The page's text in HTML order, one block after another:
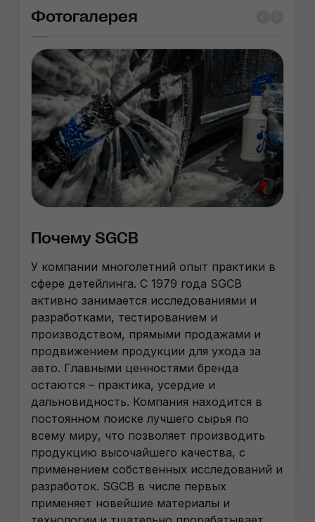
Фотогалерея
Почему SGCB
У компании многолетний опыт практики в
сфере детейлинга. С 1979 года SGCB
активно занимается исследованиями и
разработками, тестированием и
производством, прямыми продажами и
продвижением продукции для ухода за
авто. Главными ценностями бренда
остаются – практика, усердие и
дальновидность. Компания находится в
постоянном поиске лучшего сырья по
всему миру, что позволяет производить
продукцию высочайшего качества, с
применением собственных исследований и
разработок. SGCB в числе первых
применяет новейшие материалы и